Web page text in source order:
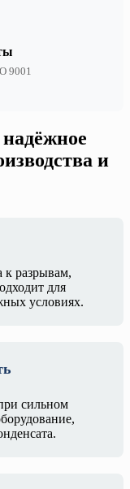
9001
и
разрывам,
для
условиях.
сильном